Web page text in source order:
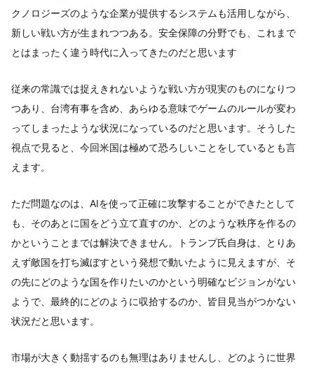
クノロジーズのような企業が提供するシステムも活用しながら、
新しい戦い方が生まれつつある。安全保障の分野でも、これまで
とはまったく違う時代に入ってきたのだと思います
従来の常識では捉えきれないような戦い方が現実のものになりつ
つあり、台湾有事を含め、あらゆる意味でゲームのルールが変わ
ってしまったような状況になっているのだと思います。そうした
視点で見ると、今回米国は極めて恐ろしいことをしているとも言
えます。
ただ問題なのは、AIを使って正確に攻撃することができたとして
も、そのあとに国をどう立て直すのか、どのような秩序を作るの
かということまでは解決できません。トランプ氏自身は、とりあ
えず敵国を打ち滅ぼすという発想で動いたように見えますが、そ
の先にどのような国を作りたいのかという明確なビジョンがない
ようで、最終的にどのように収拾するのか、皆目見当がつかない
状況だと思います。
市場が大きく動揺するのも無理はありませんし、どのように世界